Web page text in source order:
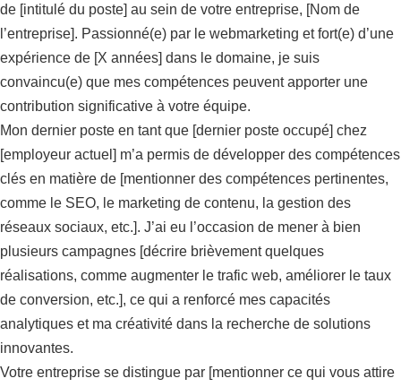
de [intitulé du poste] au sein de votre entreprise, [Nom de
l’entreprise]. Passionné(e) par le webmarketing et fort(e) d’une
expérience de [X années] dans le domaine, je suis
convaincu(e) que mes compétences peuvent apporter une
contribution significative à votre équipe.
Mon dernier poste en tant que [dernier poste occupé] chez
[employeur actuel] m’a permis de développer des compétences
clés en matière de [mentionner des compétences pertinentes,
comme le SEO, le marketing de contenu, la gestion des
réseaux sociaux, etc.]. J’ai eu l’occasion de mener à bien
plusieurs campagnes [décrire brièvement quelques
réalisations, comme augmenter le trafic web, améliorer le taux
de conversion, etc.], ce qui a renforcé mes capacités
analytiques et ma créativité dans la recherche de solutions
innovantes.
Votre entreprise se distingue par [mentionner ce qui vous attire